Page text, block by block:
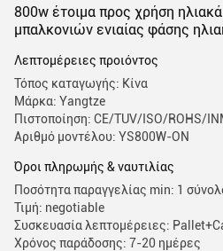
800w έτοιμα προς χρήση
μπαλκονιών ενιαίας φάσης
Λεπτομέρειες προιόντος
Τόπος καταγωγής: Κίνα
Μάρκα: Yangtze
Πιστοποίηση: CE/TUV/ISO/ROHS/
Αριθμό μοντέλου: YS800W-ON
Όροι πληρωμής & ναυτιλίας
Ποσότητα παραγγελίας min: 1
Τιμή: negotiable
Συσκευασία λεπτομέρειες:
Χρόνος παράδοσης: 7-20 ημέρες